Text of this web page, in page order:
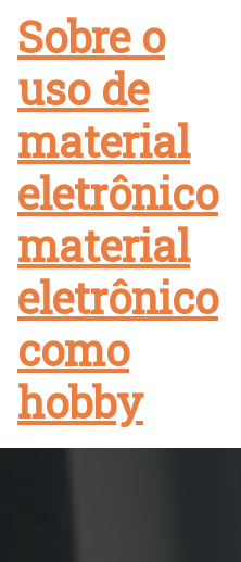
content
Sobre o
uso de
material
eletrônico
material
eletrônico
como
hobby